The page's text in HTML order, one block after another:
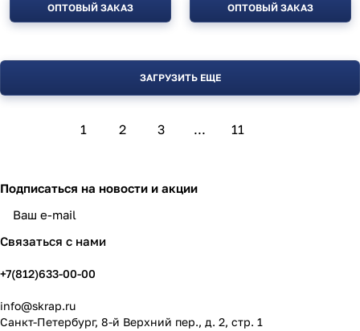
ОПТОВЫЙ ЗАКАЗ ОПТОВЫЙ ЗАКАЗ
ЗАГРУЗИТЬ ЕЩЕ
1 2 3 ... 11
Подписаться на новости и акции
Связаться с нами
+7(812)633-00-00
info@skrap.ru
Санкт-Петербург, 8-й Верхний пер., д. 2, стр. 1